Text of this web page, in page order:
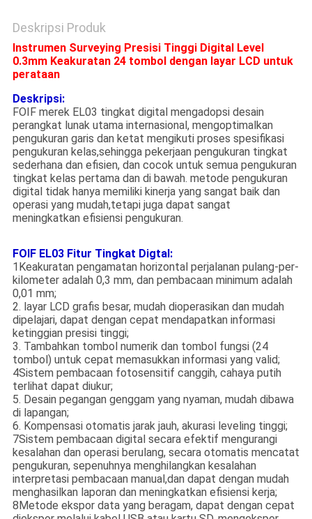
Deskripsi Produk
Instrumen Surveying Presisi Tinggi Digital Level
0.3mm Keakuratan 24 tombol dengan layar LCD untuk
perataan
Deskripsi:
FOIF merek EL03 tingkat digital mengadopsi desain
perangkat lunak utama internasional, mengoptimalkan
pengukuran garis dan ketat mengikuti proses spesifikasi
pengukuran kelas,sehingga pekerjaan pengukuran tingkat
sederhana dan efisien, dan cocok untuk semua pengukuran
tingkat kelas pertama dan di bawah. metode pengukuran
digital tidak hanya memiliki kinerja yang sangat baik dan
operasi yang mudah,tetapi juga dapat sangat
meningkatkan efisiensi pengukuran.
FOIF EL03 Fitur Tingkat Digtal:
1Keakuratan pengamatan horizontal perjalanan pulang-per-
kilometer adalah 0,3 mm, dan pembacaan minimum adalah
0,01 mm;
2. layar LCD grafis besar, mudah dioperasikan dan mudah
dipelajari, dapat dengan cepat mendapatkan informasi
ketinggian presisi tinggi;
3. Tambahkan tombol numerik dan tombol fungsi (24
tombol) untuk cepat memasukkan informasi yang valid;
4Sistem pembacaan fotosensitif canggih, cahaya putih
terlihat dapat diukur;
5. Desain pegangan genggam yang nyaman, mudah dibawa
di lapangan;
6. Kompensasi otomatis jarak jauh, akurasi leveling tinggi;
7Sistem pembacaan digital secara efektif mengurangi
kesalahan dan operasi berulang, secara otomatis mencatat
pengukuran, sepenuhnya menghilangkan kesalahan
interpretasi pembacaan manual,dan dapat dengan mudah
menghasilkan laporan dan meningkatkan efisiensi kerja;
8Metode ekspor data yang beragam, dapat dengan cepat